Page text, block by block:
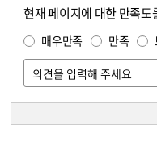
현재 페이지에 대한 만족
매우만족 만족